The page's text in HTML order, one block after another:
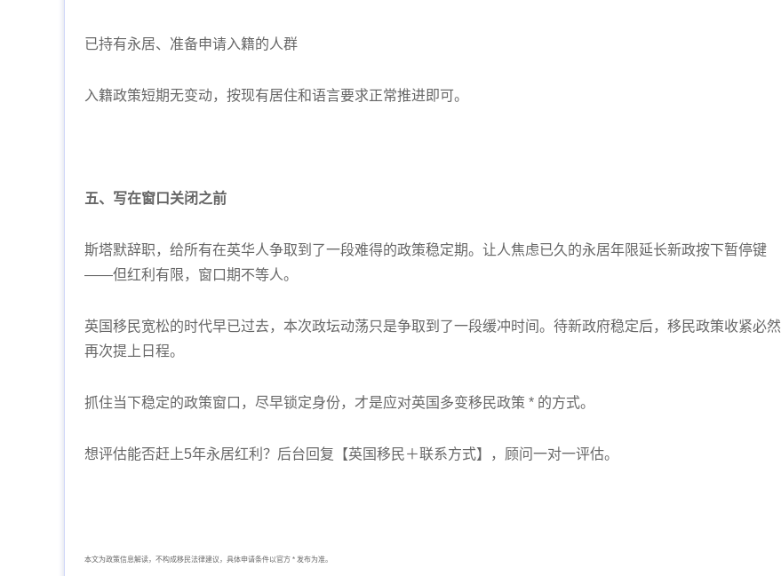
已持有永居、准备申请入籍的人群
入籍政策短期无变动，按现有居住和语言要求正常推进即可。
五、写在窗口关闭之前
斯塔默辞职，给所有在英华人争取到了一段难得的政策稳定期。让人焦虑已久的永居年限延长新政按下暂停键
——但红利有限，窗口期不等人。
英国移民宽松的时代早已过去，本次政坛动荡只是争取到了一段缓冲时间。待新政府稳定后，移民政策收紧必然
再次提上日程。
抓住当下稳定的政策窗口，尽早锁定身份，才是应对英国多变移民政策 * 的方式。
想评估能否赶上5年永居红利？后台回复【英国移民＋联系方式】，顾问一对一评估。
本文为政策信息解读，不构成移民法律建议，具体申请条件以官方 * 发布为准。